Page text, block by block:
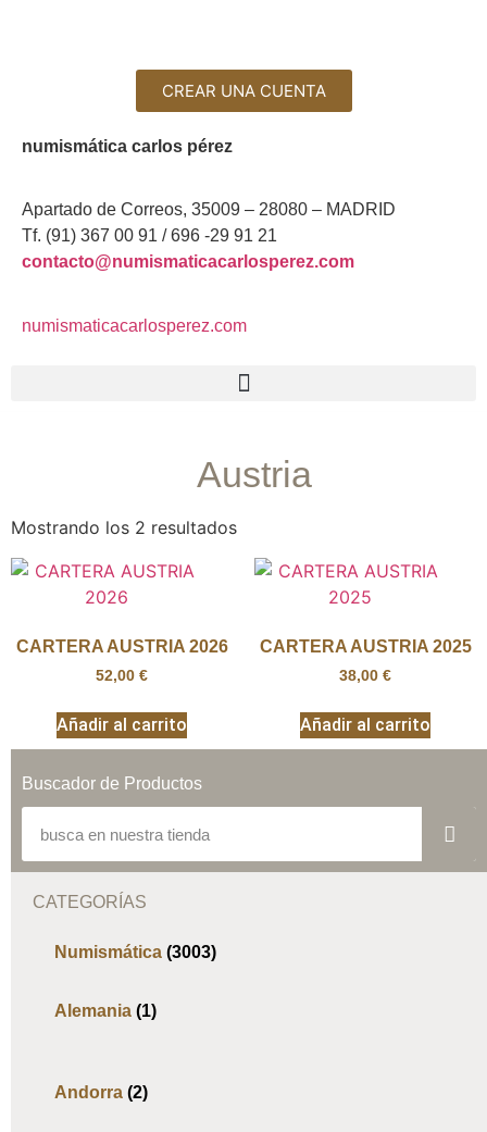
CREAR UNA CUENTA
numismática carlos pérez
Apartado de Correos, 35009 – 28080 – MADRID
Tf. (91) 367 00 91 / 696 -29 91 21
contacto@numismaticacarlosperez.com
numismaticacarlosperez.com
Buscador de Productos
CATEGORÍAS
Numismática (3003)
Alemania (1)
Andorra (2)
Austria
Mostrando los 2 resultados
CARTERA AUSTRIA 2026
52,00 €
Añadir al carrito
CARTERA AUSTRIA 2025
38,00 €
Añadir al carrito